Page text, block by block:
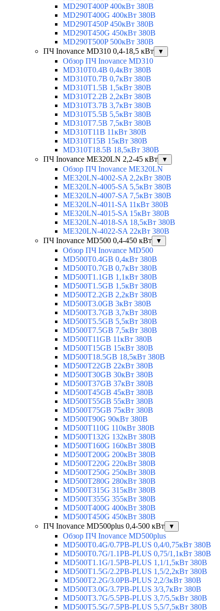
MD290T400P 400кВт 380В
MD290T400G 400кВт 380В
MD290T450P 450кВт 380В
MD290T450G 450кВт 380В
MD290T500P 500кВт 380В
ПЧ Inovance MD310 0,4-18,5 кВт
▼
Обзор ПЧ Inovance MD310
MD310T0.4B 0,4кВт 380В
MD310T0.7B 0,7кВт 380В
MD310T1.5B 1,5кВт 380В
MD310T2.2B 2,2кВт 380В
MD310T3.7B 3,7кВт 380В
MD310T5.5B 5,5кВт 380В
MD310T7.5B 7,5кВт 380В
MD310T11B 11кВт 380В
MD310T15B 15кВт 380В
MD310T18.5B 18,5кВт 380В
ПЧ Inovance ME320LN 2,2-45 кВт
▼
Обзор ПЧ Inovance ME320LN
ME320LN-4002-SA 2,2кВт 380В
ME320LN-4005-SA 5,5кВт 380В
ME320LN-4007-SA 7,5кВт 380В
ME320LN-4011-SA 11кВт 380В
ME320LN-4015-SA 15кВт 380В
ME320LN-4018-SA 18,5кВт 380В
ME320LN-4022-SA 22кВт 380В
ПЧ Inovance MD500 0,4-450 кВт
▼
Обзор ПЧ Inovance MD500
MD500T0.4GB 0,4кВт 380В
MD500T0.7GB 0,7кВт 380В
MD500T1.1GB 1,1кВт 380В
MD500T1.5GB 1,5кВт 380В
MD500T2.2GB 2,2кВт 380В
MD500T3.0GB 3кВт 380В
MD500T3.7GB 3,7кВт 380В
MD500T5.5GB 5,5кВт 380В
MD500T7.5GB 7,5кВт 380В
MD500T11GB 11кВт 380В
MD500T15GB 15кВт 380В
MD500T18.5GB 18,5кВт 380В
MD500T22GB 22кВт 380В
MD500T30GB 30кВт 380В
MD500T37GB 37кВт 380В
MD500T45GB 45кВт 380В
MD500T55GB 55кВт 380В
MD500T75GB 75кВт 380В
MD500T90G 90кВт 380В
MD500T110G 110кВт 380В
MD500T132G 132кВт 380В
MD500T160G 160кВт 380В
MD500T200G 200кВт 380В
MD500T220G 220кВт 380В
MD500T250G 250кВт 380В
MD500T280G 280кВт 380В
MD500T315G 315кВт 380В
MD500T355G 355кВт 380В
MD500T400G 400кВт 380В
MD500T450G 450кВт 380В
ПЧ Inovance MD500plus 0,4-500 кВт
▼
Обзор ПЧ Inovance MD500plus
MD500T0.4G/0.7PB-PLUS 0,4/0,75кВт 380В
MD500T0.7G/1.1PB-PLUS 0,75/1,1кВт 380В
MD500T1.1G/1.5PB-PLUS 1,1/1,5кВт 380В
MD500T1.5G/2.2PB-PLUS 1,5/2,2кВт 380В
MD500T2.2G/3.0PB-PLUS 2,2/3кВт 380В
MD500T3.0G/3.7PB-PLUS 3/3,7кВт 380В
MD500T3.7G/5.5PB-PLUS 3,7/5,5кВт 380В
MD500T5.5G/7.5PB-PLUS 5,5/7,5кВт 380В